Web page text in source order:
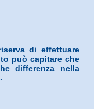
di effettuare
può capitare che
differenza nella